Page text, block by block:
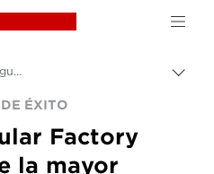
Canon Logo, back
D Lenticular Factory consigue la mayor precisión con las impresoras de gran formato de Canon
ÉXITO
Factory
la mayor